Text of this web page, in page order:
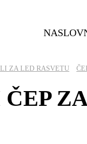
ZA LED RASVETU